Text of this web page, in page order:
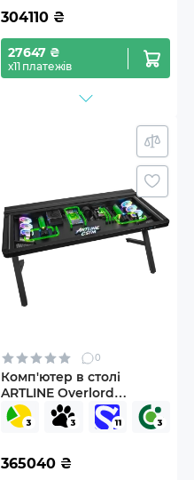
304110 ₴
27647 ₴
х11 платежів
0
Комп'ютер в столі
ARTLINE Overlord
DESKPro Windows 11 Pro
(DESKProv01Win)
365040 ₴